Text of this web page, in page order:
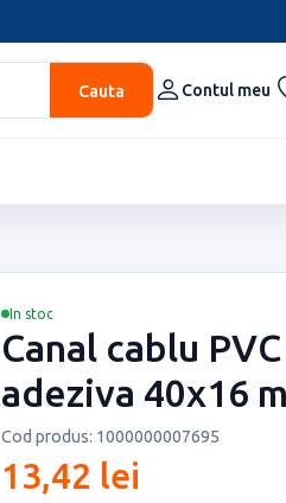
Cauta Contul meu
In stoc
Canal cablu
adeziva 40x16
Cod produs: 1000000007695
13,42 lei